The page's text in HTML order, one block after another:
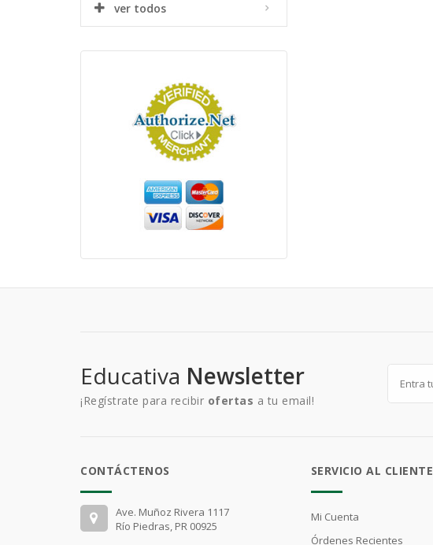
ver todos
Educativa Newsletter
¡Regístrate para recibir ofertas a tu email!
CONTÁCTENOS
Ave. Muñoz Rivera 1117
Río Piedras, PR 00925
SERVICIO AL CLIENTE
Mi Cuenta
Órdenes Recientes